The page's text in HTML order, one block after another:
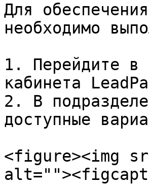
Для
необходимо
1. Перейдите в
кабинета
2. В
доступные
<figure><img